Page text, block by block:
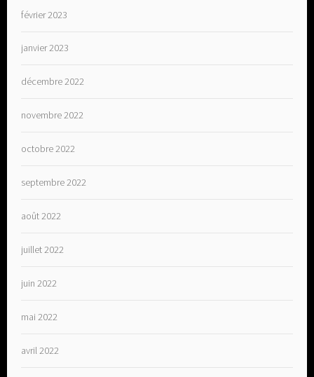
février 2023
janvier 2023
décembre 2022
novembre 2022
octobre 2022
septembre 2022
août 2022
juillet 2022
juin 2022
mai 2022
avril 2022